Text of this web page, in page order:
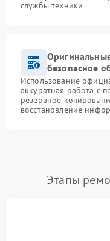
службы техники
безопасное
Использование
аккуратная работа с
резервное
восстановление
Этапы